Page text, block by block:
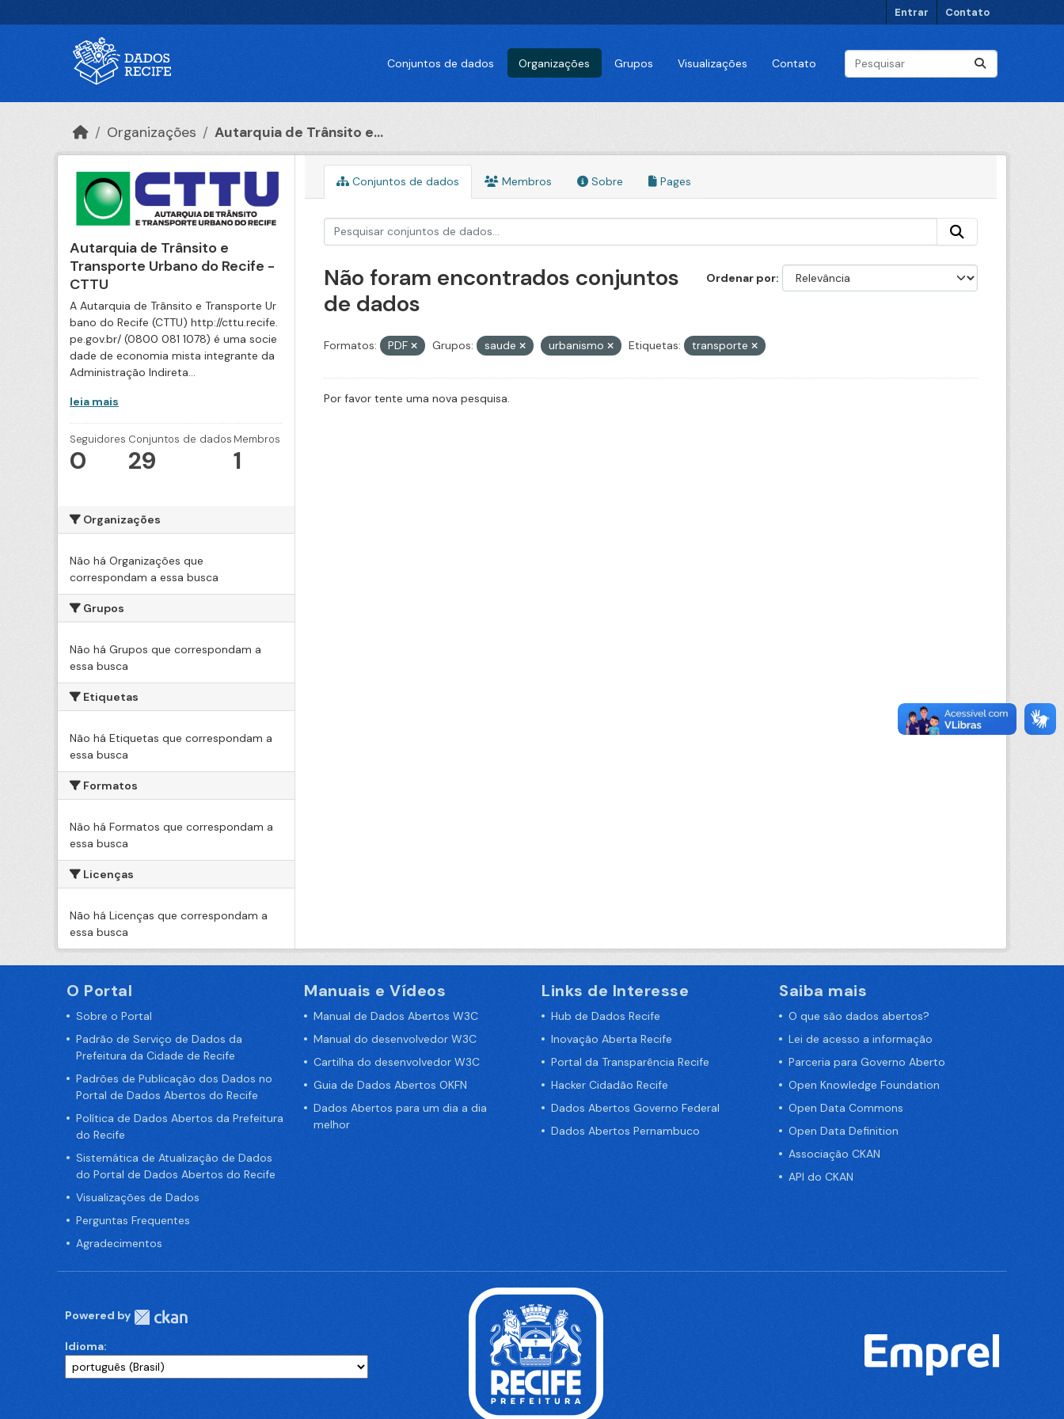
Entrar Contato
Conjuntos de dados Organizações Grupos Visualizações Contato
Organizações Autarquia de Trânsito e...
Autarquia de Trânsito e
Transporte Urbano do Recife -
CTTU
A Autarquia de Trânsito e Transporte Ur
bano do Recife (CTTU) http://cttu.recife.
pe.gov.br/ (0800 081 1078) é uma socie
dade de economia mista integrante da
Administração Indireta...
leia mais
Seguidores
0
Conjuntos de dados
29
Membros
1
Organizações
Não há Organizações que
correspondam a essa busca
Grupos
Não há Grupos que correspondam a
essa busca
Etiquetas
Não há Etiquetas que correspondam a
essa busca
Formatos
Não há Formatos que correspondam a
essa busca
Licenças
Não há Licenças que correspondam a
essa busca
Conjuntos de dados Membros Sobre Pages
Ordenar por
Não foram encontrados conjuntos
de dados
Formatos: PDF Grupos: saude urbanismo Etiquetas: transporte
Por favor tente uma nova pesquisa.
O Portal
Sobre o Portal
Padrão de Serviço de Dados da
Prefeitura da Cidade de Recife
Padrões de Publicação dos Dados no
Portal de Dados Abertos do Recife
Política de Dados Abertos da Prefeitura
do Recife
Sistemática de Atualização de Dados
do Portal de Dados Abertos do Recife
Visualizações de Dados
Perguntas Frequentes
Agradecimentos
Manuais e Vídeos
Manual de Dados Abertos W3C
Manual do desenvolvedor W3C
Cartilha do desenvolvedor W3C
Guia de Dados Abertos OKFN
Dados Abertos para um dia a dia
melhor
Links de Interesse
Hub de Dados Recife
Inovação Aberta Recife
Portal da Transparência Recife
Hacker Cidadão Recife
Dados Abertos Governo Federal
Dados Abertos Pernambuco
Saiba mais
O que são dados abertos?
Lei de acesso a informação
Parceria para Governo Aberto
Open Knowledge Foundation
Open Data Commons
Open Data Definition
Associação CKAN
API do CKAN
Powered by
Idioma